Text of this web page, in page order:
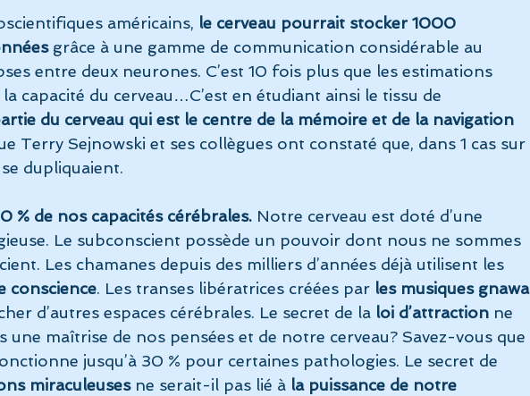
américains, le cerveau pourrait stocker 1000
grâce à une gamme de communication considérable au
entre deux neurones. C’est 10 fois plus que les estimations
capacité du cerveau…C’est en étudiant ainsi le tissu de
du cerveau qui est le centre de la mémoire et de la navigation
Terry Sejnowski et ses collègues ont constaté que, dans 1 cas sur
dupliquaient.
% de nos capacités cérébrales. Notre cerveau est doté d’une
Le subconscient possède un pouvoir dont nous ne sommes
Les chamanes depuis des milliers d’années déjà utilisent les
conscience. Les transes libératrices créées par les musiques gnawa
d’autres espaces cérébrales. Le secret de la loi d’attraction ne
une maîtrise de nos pensées et de notre cerveau? Savez-vous que
jusqu’à 30 % pour certaines pathologies. Le secret de
miraculeuses ne serait-il pas lié à la puissance de notre